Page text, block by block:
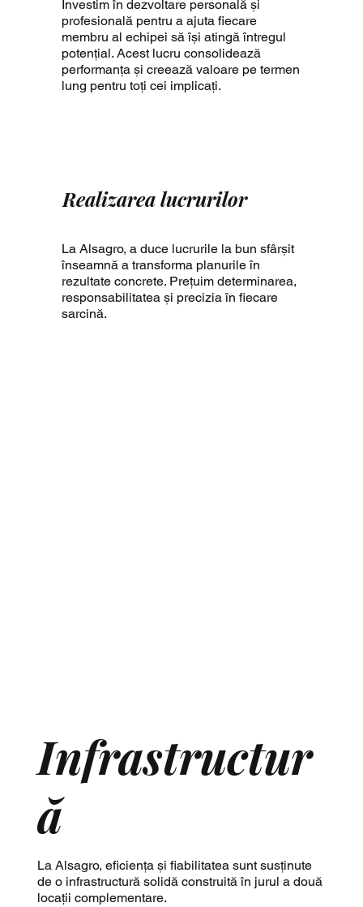
Investim în dezvoltare personală și
profesională pentru a ajuta fiecare
membru al echipei să își atingă întregul
potențial. Acest lucru consolidează
performanța și creează valoare pe termen
lung pentru toți cei implicați.
Realizarea lucrurilor
La Alsagro, a duce lucrurile la bun sfârșit
înseamnă a transforma planurile în
rezultate concrete. Prețuim determinarea,
responsabilitatea și precizia în fiecare
sarcină.
Infrastructur
ă
La Alsagro, eficiența și fiabilitatea sunt susținute
de o infrastructură solidă construită în jurul a două
locații complementare.